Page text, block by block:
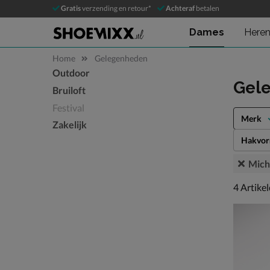
Gratisverzending en retour* Achteraf betalen
Dames Heren
Home Gelegenheden
Sla categorieën over
Outdoor
Bruiloft
Festival
Zakelijk
Merk
4
4